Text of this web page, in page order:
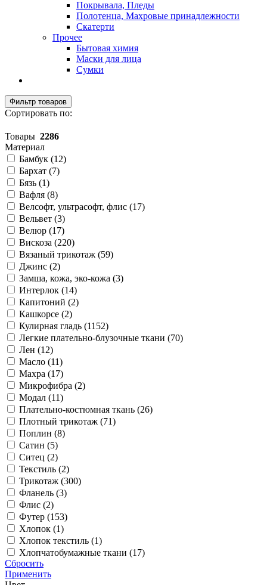
Покрывала, Пледы
Полотенца, Махровые принадлежности
Скатерти
Прочее
Бытовая химия
Маски для лица
Сумки
Фильтр товаров
Сортировать по:
Товары 2286
Материал
Бамбук (12)
Бархат (7)
Бязь (1)
Вафля (8)
Велсофт, ультрасофт, флис (17)
Вельвет (3)
Велюр (17)
Вискоза (220)
Вязаный трикотаж (59)
Джинс (2)
Замша, кожа, эко-кожа (3)
Интерлок (14)
Капитоний (2)
Кашкорсе (2)
Кулирная гладь (1152)
Легкие плательно-блузочные ткани (70)
Лен (12)
Масло (11)
Махра (17)
Микрофибра (2)
Модал (11)
Плательно-костюмная ткань (26)
Плотный трикотаж (71)
Поплин (8)
Сатин (5)
Ситец (2)
Текстиль (2)
Трикотаж (300)
Фланель (3)
Флис (2)
Футер (153)
Хлопок (1)
Хлопок текстиль (1)
Хлопчатобумажные ткани (17)
Сбросить
Применить